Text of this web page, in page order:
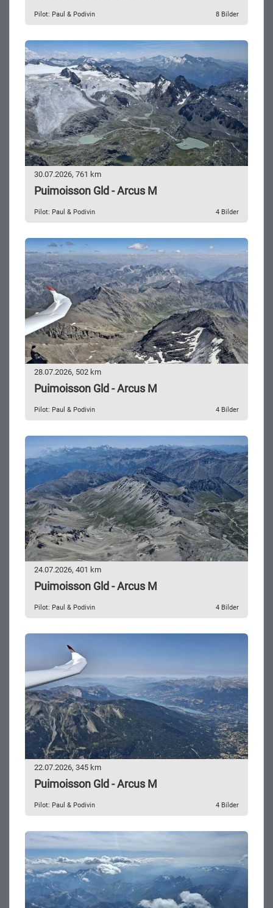
Pilot: Paul & Podivin 8 Bilder
30.07.2026, 761 km
Puimoisson Gld - Arcus M
Pilot: Paul & Podivin 4 Bilder
28.07.2026, 502 km
Puimoisson Gld - Arcus M
Pilot: Paul & Podivin 4 Bilder
24.07.2026, 401 km
Puimoisson Gld - Arcus M
Pilot: Paul & Podivin 4 Bilder
22.07.2026, 345 km
Puimoisson Gld - Arcus M
Pilot: Paul & Podivin 4 Bilder